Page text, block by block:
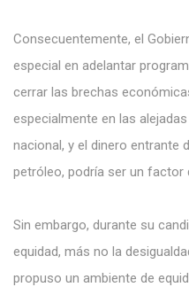
Consecuentemente, el
especial en adelantar
cerrar las brechas
especialmente en las
nacional, y el dinero entrante
petróleo, podría ser un factor
Sin embargo, durante su
equidad, más no la
propuso un ambiente de